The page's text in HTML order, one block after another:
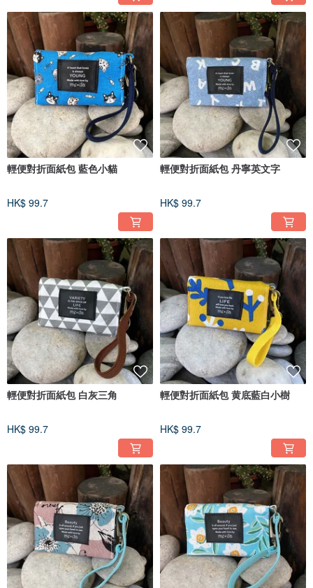
輕便對折面紙包 藍色小貓
HK$ 99.7
輕便對折面紙包 丹寧英文字
HK$ 99.7
輕便對折面紙包 白灰三角
HK$ 99.7
輕便對折面紙包 黄底藍白小樹
HK$ 99.7